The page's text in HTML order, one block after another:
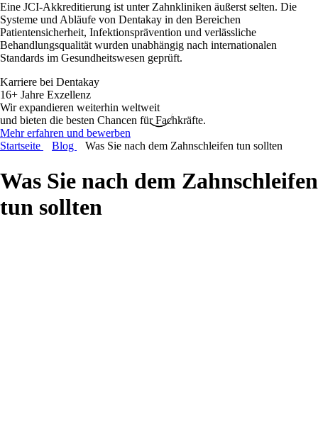
Eine JCI-Akkreditierung ist unter Zahnkliniken äußerst selten. Die
Systeme und Abläufe von Dentakay in den Bereichen
Patientensicherheit, Infektionsprävention und verlässliche
Behandlungsqualität wurden unabhängig nach internationalen
Standards im Gesundheitswesen geprüft.
Karriere bei Dentakay
16+ Jahre Exzellenz
Wir expandieren weiterhin weltweit
und bieten die besten Chancen für Fachkräfte.
Mehr erfahren und bewerben
Startseite
Blog Was Sie nach dem Zahnschleifen tun sollten
Was Sie nach dem Zahnschleifen
tun sollten